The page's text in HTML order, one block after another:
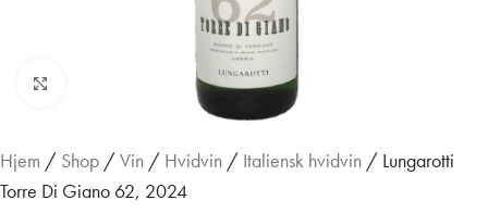
Hjem / Shop / Vin / Hvidvin / Italiensk hvidvin / Lungarotti
Torre Di Giano 62, 2024